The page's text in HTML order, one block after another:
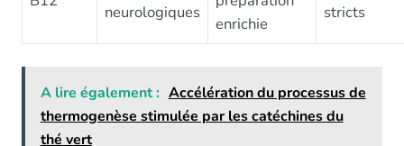
neurologiques
enrichie
stricts
A lire également : Accélération du processus de
thermogenèse stimulée par les catéchines du
thé vert